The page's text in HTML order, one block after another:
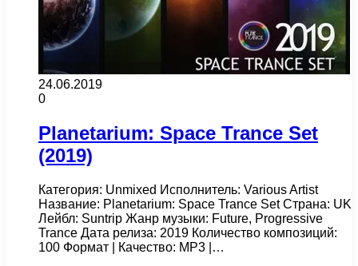
24.06.2019
0
Planetarium: Space Trance Set
(2019)
Категория: Unmixed Исполнитель: Various Artist
Название: Planetarium: Space Trance Set Страна: UK
Лейбл: Suntrip Жанр музыки: Future, Progressive
Trance Дата релиза: 2019 Количество композиций:
100 Формат | Качество: MP3 |…